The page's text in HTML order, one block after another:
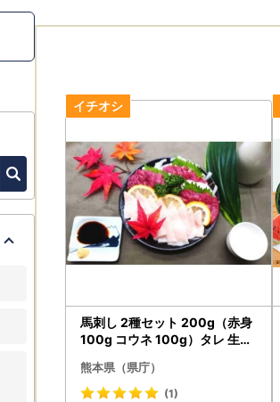
「ヤマト運輸」お届け先変更（転送
ヤマト運輸のサービス変更に伴い、
運賃が着払い」
となり、受取人様へ
贈答先へお届けの場合も「受取人様
何卒ご了承いただきますようお願い
ご登録住所の相違や転居などでお届
連絡をお願いいたします。
・ご連絡先
熊本県ふるさと納税サポートセンター
mail: kumamotoken@cyber-
※土日祝日•GW•お盆•年末年始は除く
「夢教育応援分」
馬刺し 2種セット 200g（赤身
100g コウネ 100g）タレ 生姜
熊本県（県庁）
(1)